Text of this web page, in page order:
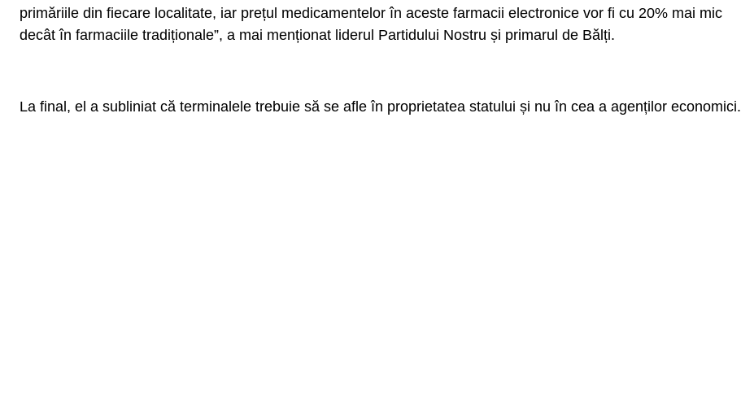
primăriile din fiecare localitate, iar prețul medicamentelor în aceste farmacii electronice vor fi cu 20% mai mic
decât în farmaciile tradiționale”, a mai menționat liderul Partidului Nostru și primarul de Bălți.
La final, el a subliniat că terminalele trebuie să se afle în proprietatea statului și nu în cea a agenților economici.